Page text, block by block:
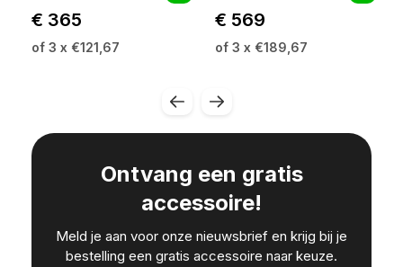
€ 365
of 3 x €121,67
€ 569
of 3 x €189,67
Ontvang een gratis
accessoire!
Meld je aan voor onze nieuwsbrief en krijg bij je
bestelling een gratis accessoire naar keuze.